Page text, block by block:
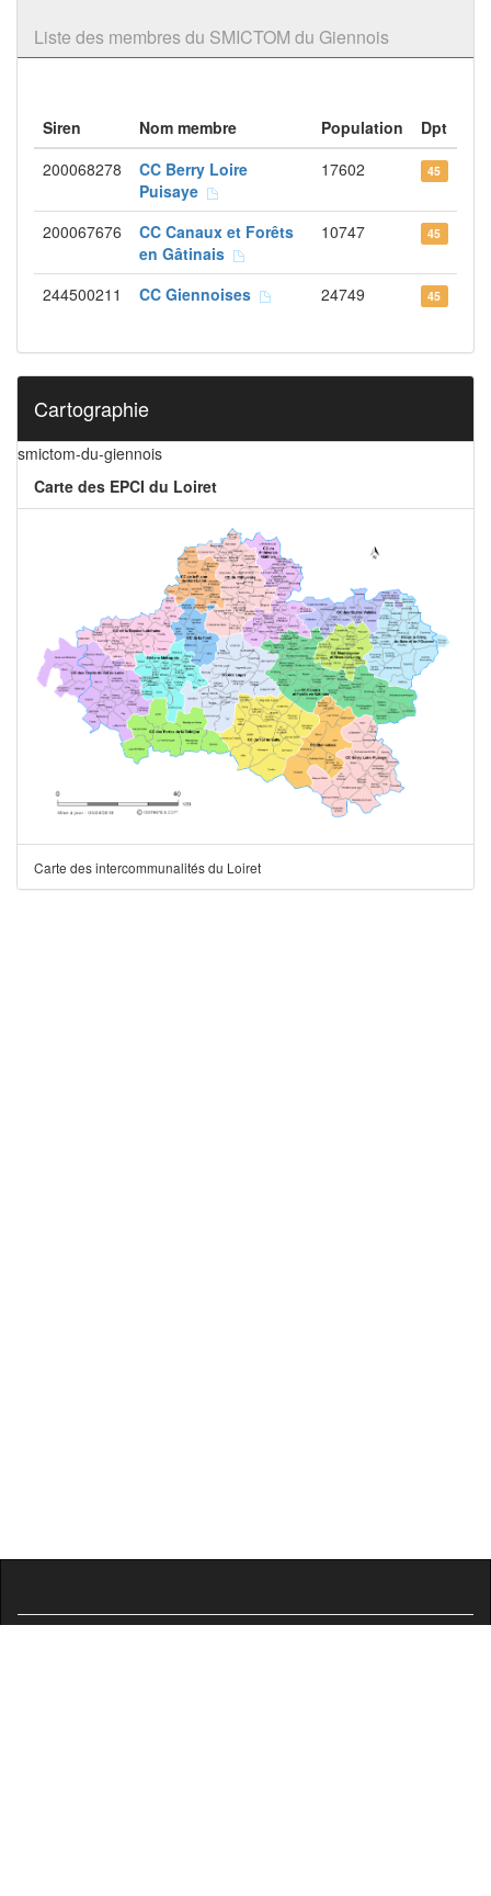
Liste des membres du SMICTOM du Giennois
Siren Nom membre Population
Dpt
200068278
CC Berry Loire
Puisaye
17602 45
200067676
CC Canaux et Forêts
en Gâtinais
10747 45
244500211 CC Giennoises 24749 45
Cartographie
smictom-du-giennois
Carte des EPCI du Loiret
Carte des intercommunalités du Loiret